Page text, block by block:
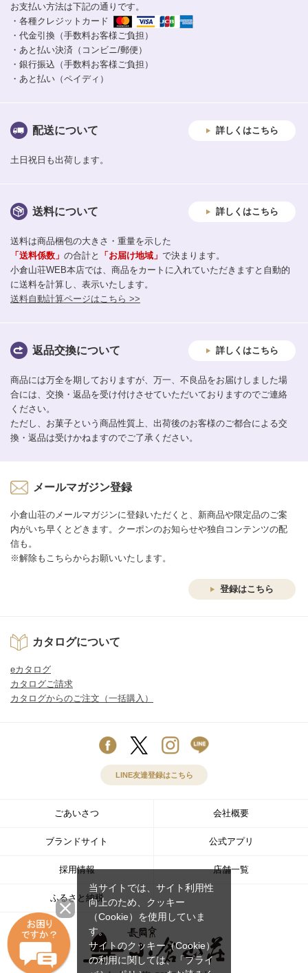
お支払い方法は下記の通りです。
・各種クレジットカード
・代金引換（手数料お客様ご負担）
・あと払い決済（コンビニ/郵便）
・銀行振込（手数料お客様ご負担）
・あと払い（ペイディ）
配送について 詳しくはこちら
土日祝日も出荷します。
送料について 詳しくはこちら
送料は商品梱包の大きさ・重量を示した
「送料係数」 の合計と 「お届け地域」 で決まります。
小倉山荘WEB本店では、商品をカートに入れていただきますと自動的
に送料を計算し、表示いたします。
送料自動計算ページはこちら >>
返品交換について 詳しくはこちら
商品には万全を期しておりますが、万一、不良品をお届けしました場
合には、交換・返品を受け付けさせていただいておりますのでご連絡
ください。
ただし、お菓子という商品性質上、出荷後のお客様のご都合による交
換・返品は受けかねますのでご了承ください。
メールマガジン登録
小倉山荘のメールマガジンに登録いただくと、新商品や限定品のご案
内がいち早くとどきます。クーポンのお知らせや独自コンテンツの配
信も。
※解除もこちらからお願いいたします。
登録はこちら
カタログについて
eカタログ
カタログご請求
カタログからのご注文（一括購入）
LINE友達登録はこちら
ごあいさつ 会社概要
ブランドサイト 公式アプリ
採用情報 店舗一覧
ふるさと納税
当サイトでは、サイト利用性
向上のため、クッキー
（Cookie）を使用していま
す。
サイトのクッキー（Cookie）
の利用に関しては、「プライ